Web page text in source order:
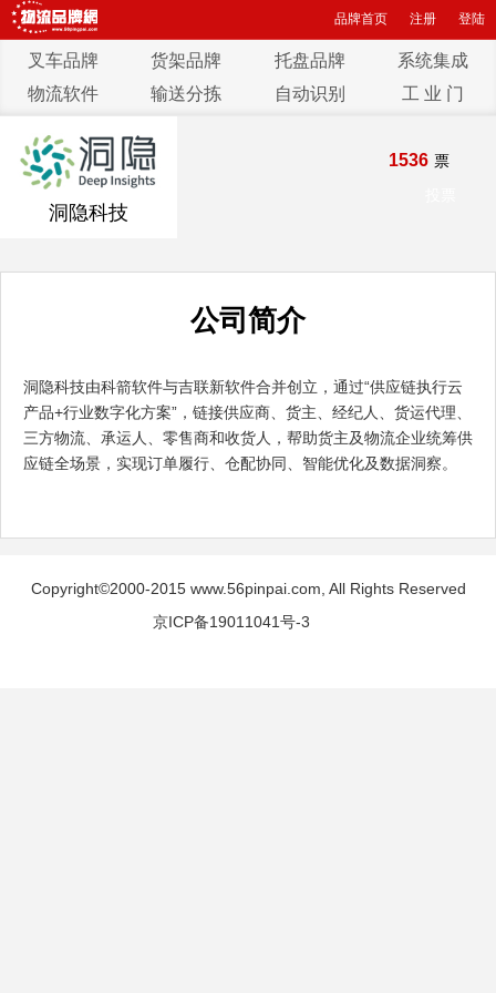
品牌首页 注册 登陆
叉车品牌 货架品牌 托盘品牌
系统集成
物流软件
输送分拣 自动识别 工 业 门
洞隐科技
1536 票
公司简介
洞隐科技由科箭软件与吉联新软件合并创立，通过“供应链执行云
产品+行业数字化方案”，链接供应商、货主、经纪人、货运代理、
三方物流、承运人、零售商和收货人，帮助货主及物流企业统筹供
应链全场景，实现订单履行、仓配协同、智能优化及数据洞察。
Copyright©2000-2015 www.56pinpai.com, All Rights Reserved
京ICP备19011041号-3